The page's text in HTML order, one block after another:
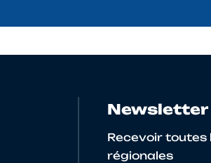
Newsletter
Recevoir
régionales